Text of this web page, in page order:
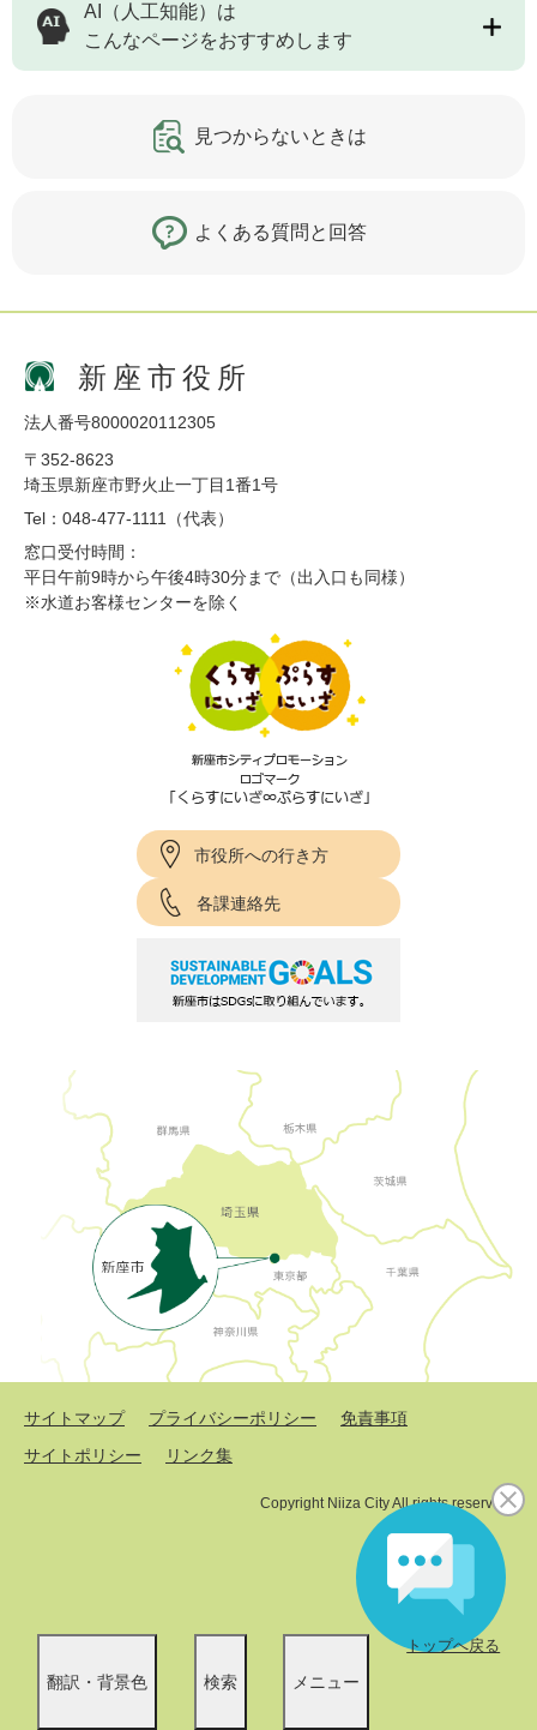
翻訳・背景色 検索 メニュー
トップへ戻る
AI（人工知能）は
こんなページをおすすめします
見つからないときは
よくある質問と回答
新座市役所
法人番号8000020112305
〒352-8623
埼玉県新座市野火止一丁目1番1号
Tel：048-477-1111（代表）
窓口受付時間：
平日午前9時から午後4時30分まで（出入口も同様）
※水道お客様センターを除く
市役所への行き方
各課連絡先
サイトマップ プライバシーポリシー
免責事項
サイトポリシー
リンク集
Copyright Niiza City All rights reserved.